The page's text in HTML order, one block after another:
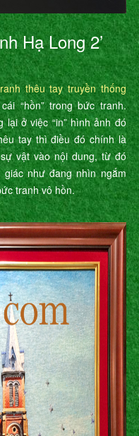
Hạ Long 2’
thêu tay truyền thống
“hồn” trong bức tranh.
ở việc “in” hình ảnh đó
tay thì điều đó chính là
vật vào nội dung, từ đó
như đang nhìn ngắm
tranh vô hồn.